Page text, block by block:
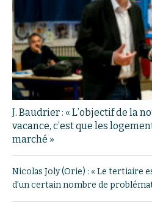
J. Baudrier : « L’objectif de la
vacance, c’est que les
marché »
Nicolas Joly (Orie) : « Le tertiaire
d’un certain nombre de